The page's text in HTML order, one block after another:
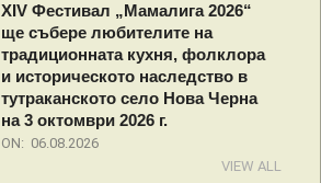
XIV Фестивал „Мамалига 2026“
ще събере любителите на
традиционната кухня, фолклора
и историческото наследство в
тутраканското село Нова Черна
на 3 октомври 2026 г.
ON: 06.08.2026
VIEW ALL